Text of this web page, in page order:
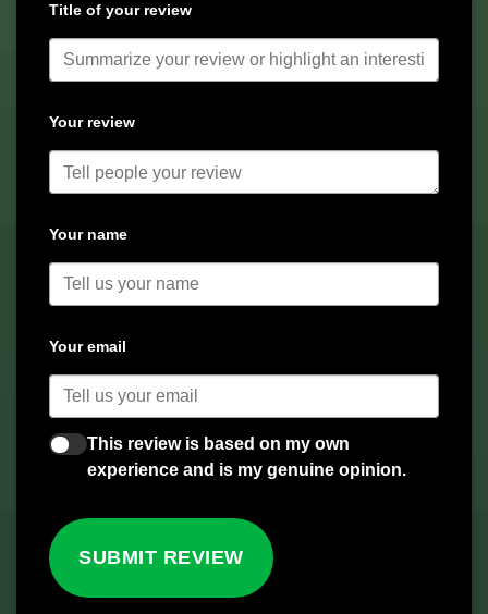
Title of your review
Your review
Your name
Your email
This review is based on my own
experience and is my genuine opinion.
SUBMIT REVIEW